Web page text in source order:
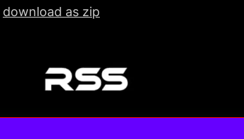
download as zip